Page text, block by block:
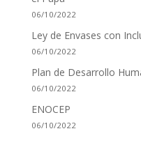
06/10/2022
Ley de Envases con
06/10/2022
Plan de Desarrollo
06/10/2022
ENOCEP
06/10/2022